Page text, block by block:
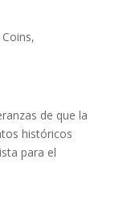
Coins,
de que la
históricos
para el